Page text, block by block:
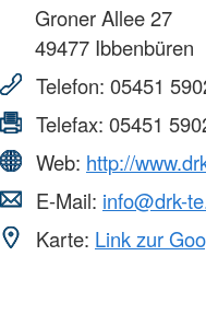
Groner Allee 27
49477 Ibbenbüren
Telefon: 05451
Telefax: 05451
Web: http://
E-Mail: info@drk-
Karte: Link zur